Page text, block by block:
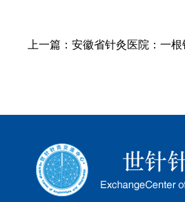
上一篇： 安徽省针灸医院：一